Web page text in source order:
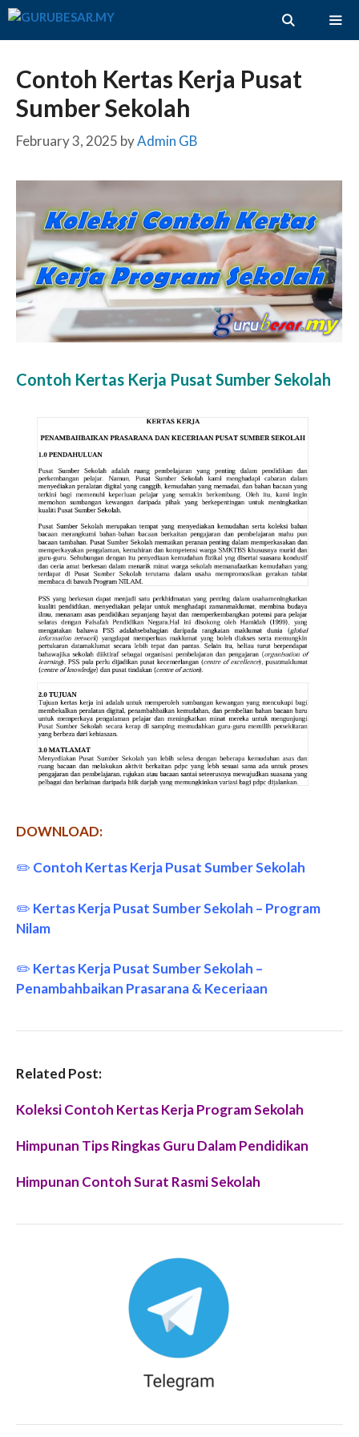
Skip
Contoh Kertas Kerja Pusat
Sumber Sekolah
February 3, 2025 byAdmin GB
Contoh Kertas Kerja Pusat Sumber Sekolah
DOWNLOAD:
✏️ Contoh Kertas Kerja Pusat Sumber Sekolah
✏️ Kertas Kerja Pusat Sumber Sekolah – Program
Nilam
✏️ Kertas Kerja Pusat Sumber Sekolah –
Penambahbaikan Prasarana & Keceriaan
Related Post:
Koleksi Contoh Kertas Kerja Program Sekolah
Himpunan Tips Ringkas Guru Dalam Pendidikan
Himpunan Contoh Surat Rasmi Sekolah